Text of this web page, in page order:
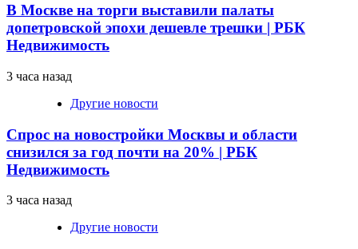
В Москве на торги выставили палаты
допетровской эпохи дешевле трешки | РБК
Недвижимость
3 часа назад
Другие новости
Спрос на новостройки Москвы и области
снизился за год почти на 20% | РБК
Недвижимость
3 часа назад
Другие новости